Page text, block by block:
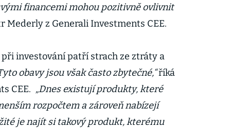
financemi mohou pozitivně ovlivnit
Mederly z Generali Investments CEE.
investování patří strach ze ztráty a
obavy jsou však často zbytečné,“říká
CEE. „Dnes existují produkty, které
rozpočtem a zároveň nabízejí
je najít si takový produkt, kterému